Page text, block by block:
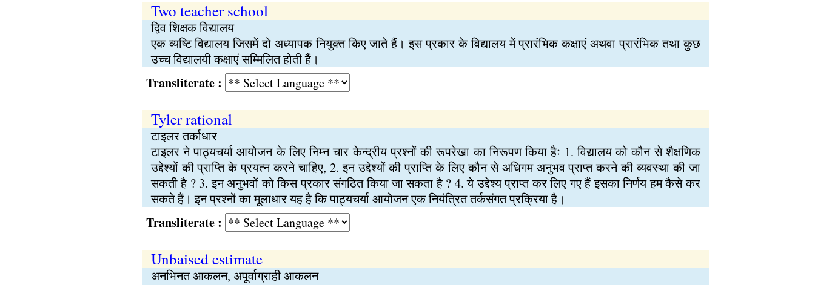
Two teacher school
द्विव शिक्षक विद्यालय
एक व्यष्टि विद्यालय जिसमें दो अध्यापक नियुक्त किए जाते हैं। इस प्रकार के विद्यालय में प्रारंभिक कक्षाएं अथवा प्रारंभिक तथा कुछ
उच्च विद्यालयी कक्षाएं सम्मिलित होती हैं।
Transliterate :
Tyler rational
टाइलर तर्काधार
टाइलर ने पाठ्यचर्या आयोजन के लिए निम्न चार केन्द्रीय प्रश्नों की रूपरेखा का निरूपण किया हैः 1. विद्यालय को कौन से शैक्षणिक
उद्देश्यों की प्राप्ति के प्रयत्न करने चाहिए, 2. इन उद्देश्यों की प्राप्ति के लिए कौन से अधिगम अनुभव प्राप्त करने की व्यवस्था की जा
सकती है ? 3. इन अनुभवों को किस प्रकार संगठित किया जा सकता है ? 4. ये उद्देश्य प्राप्त कर लिए गए हैं इसका निर्णय हम कैसे कर
सकते हैं। इन प्रश्नों का मूलाधार यह है कि पाठ्यचर्या आयोजन एक नियंत्रित तर्कसंगत प्रक्रिया है।
Transliterate :
Unbaised estimate
अनभिनत आकलन, अपूर्वाग्राही आकलन